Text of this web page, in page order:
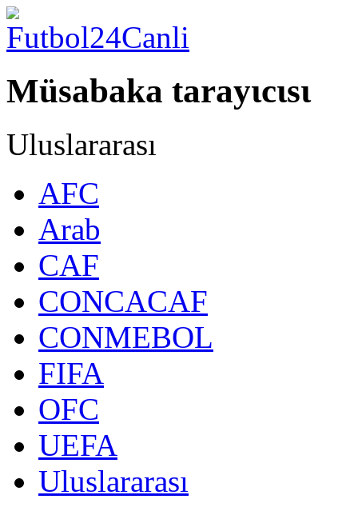
Müsabaka tarayιcιsι
Uluslararası
AFC
Arab
CAF
CONCACAF
CONMEBOL
FIFA
OFC
UEFA
Uluslararası